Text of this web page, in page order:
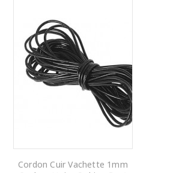
Cordon Cuir Vachette 1mm